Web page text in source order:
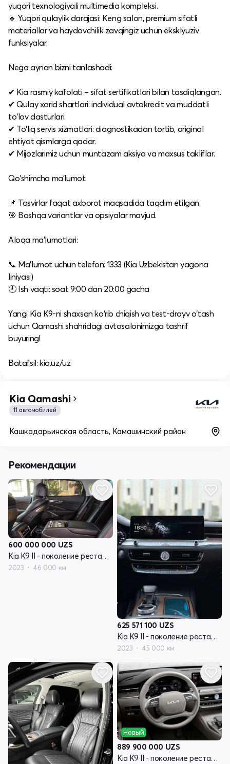
yuqori texnologiyali multimedia kompleksi.
🔹 Yuqori qulaylik darajasi: Keng salon, premium sifatli
materiallar va haydovchilik zavqingiz uchun eksklyuziv
funksiyalar.
Nega aynan bizni tanlashadi:
✔ Kia rasmiy kafolati – sifat sertifikatlari bilan tasdiqlangan.
✔ Qulay xarid shartlari: individual avtokredit va muddatli
to‘lov dasturlari.
✔ To‘liq servis xizmatlari: diagnostikadan tortib, original
ehtiyot qismlarga qadar.
✔ Mijozlarimiz uchun muntazam aksiya va maxsus takliflar.
Qo‘shimcha ma’lumot:
📌 Tasvirlar faqat axborot maqsadida taqdim etilgan.
🎯 Boshqa variantlar va opsiyalar mavjud.
Aloqa ma’lumotlari:
📞 Ma’lumot uchun telefon: 1333 (Kia Uzbekistan yagona
liniyasi)
🕘 Ish vaqti: soat 9:00 dan 20:00 gacha
Yangi Kia K9-ni shaxsan ko‘rib chiqish va test-drayv o‘tash
uchun Qamashi shahridagi avtosalonimizga tashrif
buyuring!
Batafsil: kia.uz/uz
Kia Qamashi
11 автомобилей
Кашкадарьинская область, Камашинский район
Рекомендации
600 000 000 UZS
Kia K9 II - поколение рестайлинг RJ
2023 46 000 км
625 571 100 UZS
Kia K9 II - поколение рестайлинг RJ
2023 45 000 км
Новый
889 900 000 UZS
Kia K9 II - поколение рестайлинг RJ